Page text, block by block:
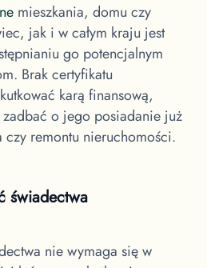
mieszkania, domu czy
, jak i w całym kraju jest
go potencjalnym
Brak certyfikatu
karą finansową,
o jego posiadanie już
remontu nieruchomości.
świadectwa
nie wymaga się w